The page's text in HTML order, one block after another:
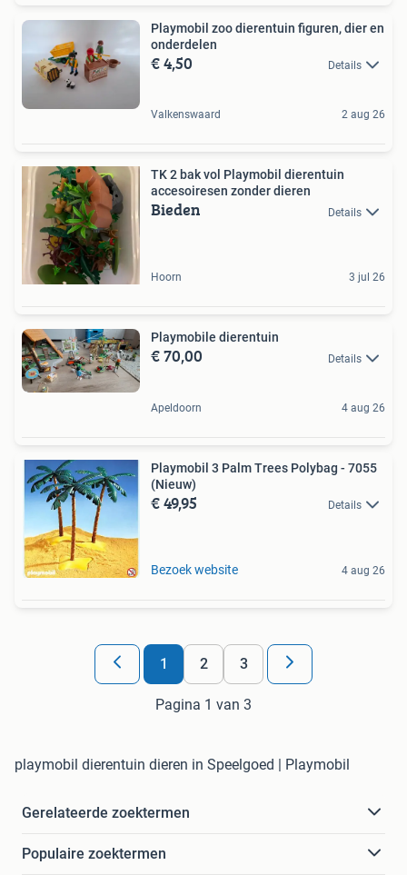
Playmobil zoo dierentuin figuren, dier en
onderdelen
€ 4,50 Details
Valkenswaard 2 aug 26
TK 2 bak vol Playmobil dierentuin
accesoiresen zonder dieren
Bieden Details
Hoorn 3 jul 26
Playmobile dierentuin
€ 70,00 Details
Apeldoorn 4 aug 26
Playmobil 3 Palm Trees Polybag - 7055
(Nieuw)
€ 49,95 Details
Bezoek website 4 aug 26
1 2 3
Pagina 1 van 3
playmobil dierentuin dieren in Speelgoed | Playmobil
Gerelateerde zoektermen
Populaire zoektermen